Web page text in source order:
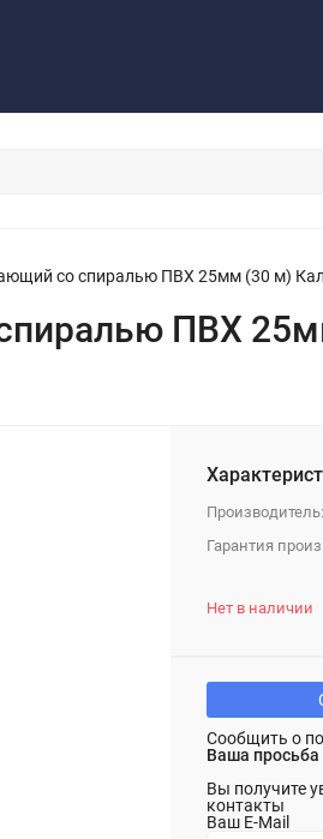
со спиралью ПВХ 25мм (30 м)
ПВХ
Производитель:
Гарантия
Нет в наличии
Сообщить о
Ваша просьба
Вы получите
контакты
Ваш E-Mail